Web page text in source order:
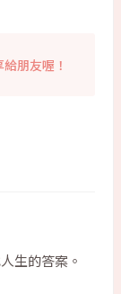
朋友喔！
生的答案。